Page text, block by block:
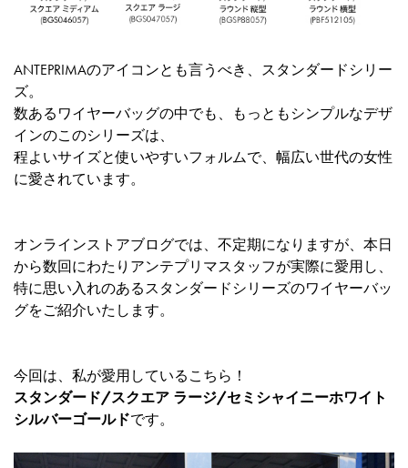
ANTEPRIMAのアイコンとも言うべき、スタンダードシリー
ズ。
数あるワイヤーバッグの中でも、もっともシンプルなデザ
インのこのシリーズは、
程よいサイズと使いやすいフォルムで、幅広い世代の女性
に愛されています。
オンラインストアブログでは、不定期になりますが、本日
から数回にわたりアンテプリマスタッフが実際に愛用し、
特に思い入れのあるスタンダードシリーズのワイヤーバッ
グをご紹介いたします。
今回は、私が愛用しているこちら！
スタンダード/スクエア ラージ/セミシャイニーホワイト
シルバーゴールドです。